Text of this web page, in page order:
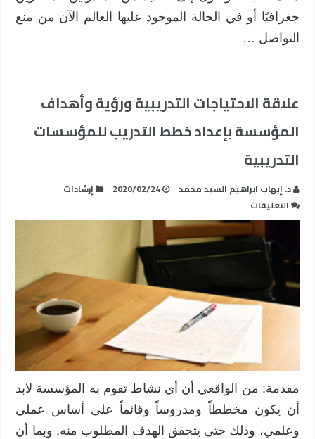
جغرافيًا أو في الحالة الموجود عليها العالم الآن من منع
التواصل …
علاقة الاحتياجات التدريبية ورؤية وأهداف
المؤسسة بإعداد خطط التدريب للمؤسسات
التدريبية
د. إيهاب ابراهيم السيد محمد 2020/02/24
إرشادات
التعليقات
علاقة
الاحتياجات
التدريبية
المؤسسة
للمؤسسات
التدريبية
مغلقة
مقدمة: من الواقعي أن أي نشاط تقوم به المؤسسة لابد
أن يكون مخططاً ومدروساً وقائماً على أساس عملي
وعلمي، وذلك حتى يتحقق الهدف المطلوب منه. وبما أن